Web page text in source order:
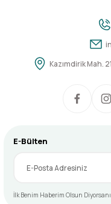
Kazımdirik Mah.
E-Bülten
İlk Benim Haberim Olsun